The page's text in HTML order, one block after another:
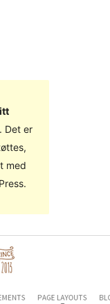
Det er
med